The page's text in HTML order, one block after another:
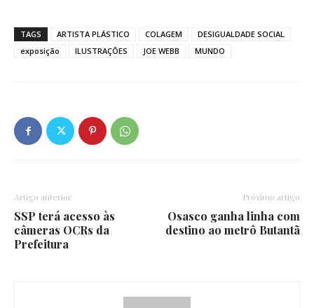
TAGS ARTISTA PLÁSTICO COLAGEM
DESIGUALDADE SOCIAL
exposição
ILUSTRAÇÕES JOE WEBB MUNDO
Artigo anterior
SSP terá acesso às
câmeras OCRs da
Prefeitura
Próximo artigo
Osasco ganha linha com
destino ao metrô Butantã